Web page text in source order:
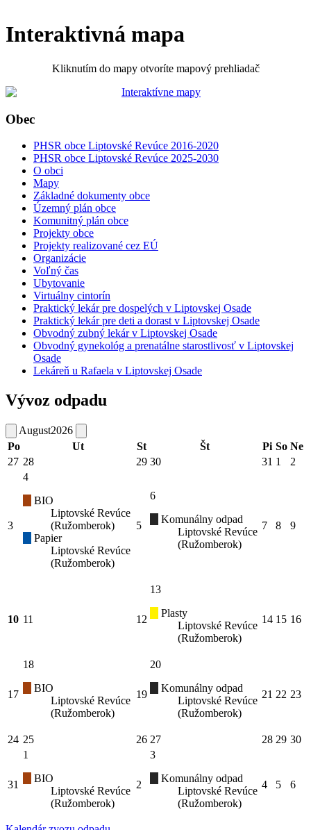
Interaktivná mapa
Kliknutím do mapy otvoríte mapový prehliadač
Obec
PHSR obce Liptovské Revúce 2016-2020
PHSR obce Liptovské Revúce 2025-2030
O obci
Mapy
Základné dokumenty obce
Územný plán obce
Komunitný plán obce
Projekty obce
Projekty realizované cez EÚ
Organizácie
Voľný čas
Ubytovanie
Virtuálny cintorín
Praktický lekár pre dospelých v Liptovskej Osade
Praktický lekár pre deti a dorast v Liptovskej Osade
Obvodný zubný lekár v Liptovskej Osade
Obvodný gynekológ a prenatálne starostlivosť v Liptovskej
Osade
Lekáreň u Rafaela v Liptovskej Osade
Vývoz odpadu
August2026
Po
Ut St Št Pi So Ne
27 28 29 30 31 1 2
3
4
BIO
Liptovské Revúce
(Ružomberok)
Papier
Liptovské Revúce
(Ružomberok)
5
6
Komunálny odpad
Liptovské Revúce
(Ružomberok)
7 8 9
10 11 12
13
Plasty
Liptovské Revúce
(Ružomberok)
14 15 16
17
18
BIO
Liptovské Revúce
(Ružomberok)
19
20
Komunálny odpad
Liptovské Revúce
(Ružomberok)
21 22 23
24 25 26 27 28 29 30
31
1
BIO
Liptovské Revúce
(Ružomberok)
2
3
Komunálny odpad
Liptovské Revúce
(Ružomberok)
4 5 6